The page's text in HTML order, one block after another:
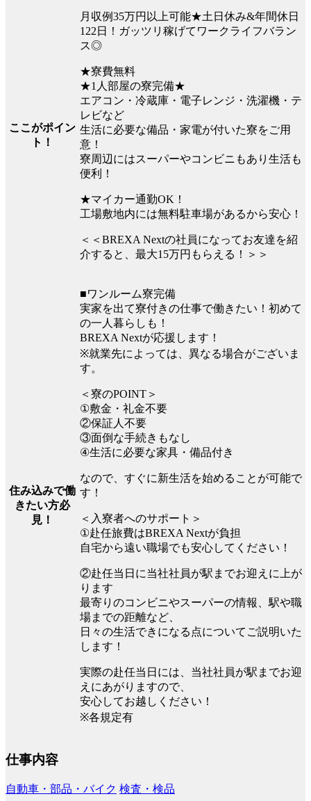
ここがポイン
ト！
月収例35万円以上可能★土日休み&年間休日
122日！ガッツリ稼げてワークライフバラン
ス◎
★寮費無料
★1人部屋の寮完備★
エアコン・冷蔵庫・電子レンジ・洗濯機・テ
レビなど
生活に必要な備品・家電が付いた寮をご用
意！
寮周辺にはスーパーやコンビニもあり生活も
便利！
★マイカー通勤OK！
工場敷地内には無料駐車場があるから安心！
＜＜BREXA Nextの社員になってお友達を紹
介すると、最大15万円もらえる！＞＞
住み込みで働
きたい方必
見！
■ワンルーム寮完備
実家を出て寮付きの仕事で働きたい！初めて
の一人暮らしも！
BREXA Nextが応援します！
※就業先によっては、異なる場合がございま
す。
＜寮のPOINT＞
①敷金・礼金不要
②保証人不要
③面倒な手続きもなし
④生活に必要な家具・備品付き
なので、すぐに新生活を始めることが可能で
す！
＜入寮者へのサポート＞
①赴任旅費はBREXA Nextが負担
自宅から遠い職場でも安心してください！
②赴任当日に当社社員が駅までお迎えに上が
ります
最寄りのコンビニやスーパーの情報、駅や職
場までの距離など、
日々の生活できになる点についてご説明いた
します！
実際の赴任当日には、当社社員が駅までお迎
えにあがりますので、
安心してお越しください！
※各規定有
仕事内容
自動車・部品・バイク 検査・検品